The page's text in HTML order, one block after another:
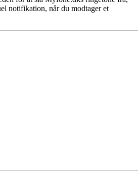
notifikation, når du modtager et